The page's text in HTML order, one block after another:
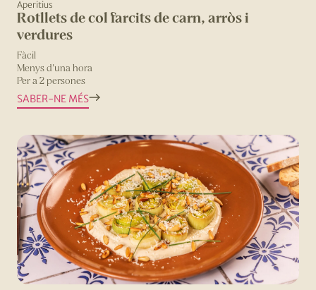
Aperitius
Rotllets de col farcits de carn, arròs i
verdures
Fàcil
Menys d'una hora
Per a 2 persones
SABER-NE MÉS